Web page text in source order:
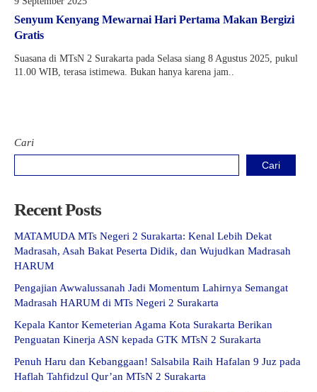
Kartu Tes PMBM
Senyum Kenyang Mewarnai Hari Pertama Makan Bergizi
Gratis
Suasana di MTsN 2 Surakarta pada Selasa siang 8 Agustus 2025, pukul
11.00 WIB, terasa istimewa. Bukan hanya karena jam..
Cari
Cari
Recent Posts
MATAMUDA MTs Negeri 2 Surakarta: Kenal Lebih Dekat
Madrasah, Asah Bakat Peserta Didik, dan Wujudkan Madrasah
HARUM
Pengajian Awwalussanah Jadi Momentum Lahirnya Semangat
Madrasah HARUM di MTs Negeri 2 Surakarta
Kepala Kantor Kemeterian Agama Kota Surakarta Berikan
Penguatan Kinerja ASN kepada GTK MTsN 2 Surakarta
Penuh Haru dan Kebanggaan! Salsabila Raih Hafalan 9 Juz pada
Haflah Tahfidzul Qur’an MTsN 2 Surakarta